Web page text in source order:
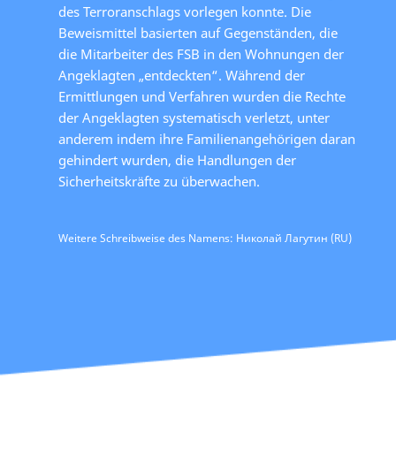
des Terroranschlags vorlegen konnte. Die
Beweismittel basierten auf Gegenständen, die
die Mitarbeiter des FSB in den Wohnungen der
Angeklagten „entdeckten“. Während der
Ermittlungen und Verfahren wurden die Rechte
der Angeklagten systematisch verletzt, unter
anderem indem ihre Familienangehörigen daran
gehindert wurden, die Handlungen der
Sicherheitskräfte zu überwachen.
Weitere Schreibweise des Namens: Николай Лагутин (RU)